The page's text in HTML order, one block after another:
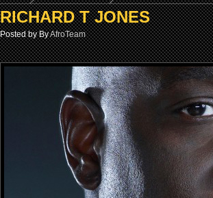
RICHARD T JONES
Posted by ByAfroTeam